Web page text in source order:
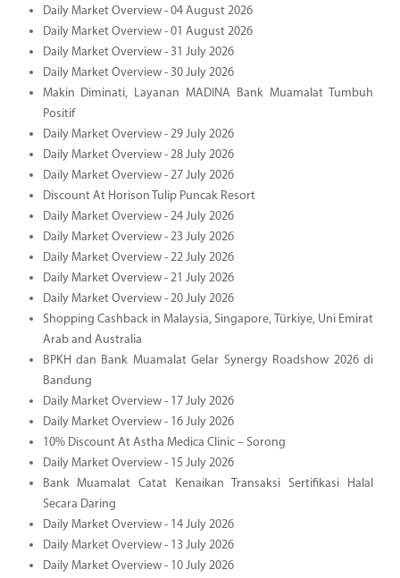
Daily Market Overview - 04 August 2026
Daily Market Overview - 01 August 2026
Daily Market Overview - 31 July 2026
Daily Market Overview - 30 July 2026
Makin Diminati, Layanan MADINA Bank Muamalat Tumbuh
Positif
Daily Market Overview - 29 July 2026
Daily Market Overview - 28 July 2026
Daily Market Overview - 27 July 2026
Discount At Horison Tulip Puncak Resort
Daily Market Overview - 24 July 2026
Daily Market Overview - 23 July 2026
Daily Market Overview - 22 July 2026
Daily Market Overview - 21 July 2026
Daily Market Overview - 20 July 2026
Shopping Cashback in Malaysia, Singapore, Türkiye, Uni Emirat
Arab and Australia
BPKH dan Bank Muamalat Gelar Synergy Roadshow 2026 di
Bandung
Daily Market Overview - 17 July 2026
Daily Market Overview - 16 July 2026
10% Discount At Astha Medica Clinic – Sorong
Daily Market Overview - 15 July 2026
Bank Muamalat Catat Kenaikan Transaksi Sertifikasi Halal
Secara Daring
Daily Market Overview - 14 July 2026
Daily Market Overview - 13 July 2026
Daily Market Overview - 10 July 2026